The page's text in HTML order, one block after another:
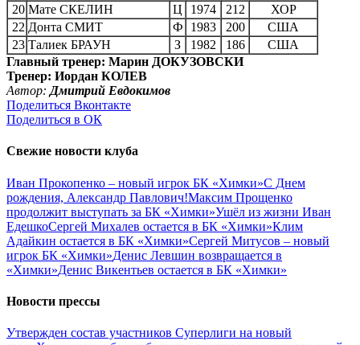
20 Мате СКЕЛИН Ц 1974 212
ХОР
22 Донта СМИТ Ф 1983 200
США
23 Талиек БРАУН З 1982 186
США
Главный тренер: Марин ДОКУЗОВСКИ
Тренер: Иордан КОЛЕВ
Автор: Дмитрий Евдокимов
Поделиться Вконтакте
Поделиться в ОК
Свежие новости клуба
Иван Прокопенко – новый игрок БК «Химки»С Днем
рождения, Александр Павлович!Максим Прощенко
продолжит выступать за БК «Химки»Ушёл из жизни Иван
ЕдешкоСергей Михалев остается в БК «Химки»Клим
Адайкин остается в БК «Химки»Сергей Митусов – новый
игрок БК «Химки»Денис Левшин возвращается в
«Химки»Денис Викентьев остается в БК «Химки»
Новости прессы
Утвержден состав участников Cуперлиги на новый